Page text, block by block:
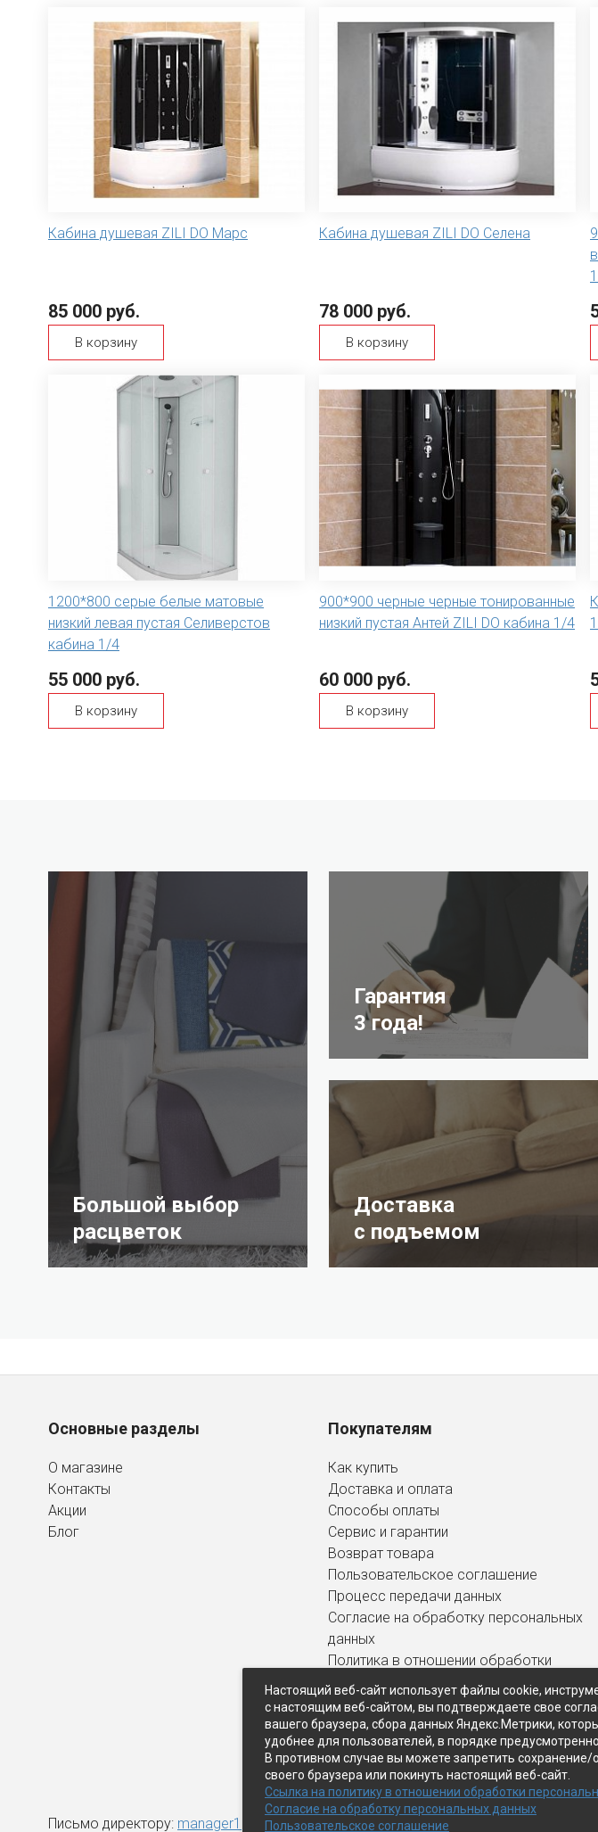
Кабина душевая ZILI DO Марс
85 000 руб.
В корзину
Кабина душевая ZILI DO Селена
78 000 руб.
В корзину
1200*800 серые белые матовые
низкий левая пустая Селиверстов
кабина 1/4
55 000 руб.
В корзину
900*900 черные черные тонированные
низкий пустая Антей ZILI DO кабина 1/4
60 000 руб.
В корзину
Большой выбор
расцветок
Гарантия
3 года!
Доставка
с подъемом
Основные разделы
О магазине
Контакты
Акции
Блог
Покупателям
Как купить
Доставка и оплата
Способы оплаты
Сервис и гарантии
Возврат товара
Пользовательское соглашение
Процесс передачи данных
Согласие на обработку персональных
данных
Политика в отношении обработки
персональных данных
Письмо директору: manager1@expopk.ru
Настоящий веб-сайт использует файлы cookie,
с настоящим веб-сайтом, вы подтверждаете свое
вашего браузера, сбора данных Яндекс.Метрики,
удобнее для пользователей, в порядке
В противном случае вы можете запретить
своего браузера или покинуть настоящий веб-сайт.
Ссылка на политику в отношении обработки
Согласие на обработку персональных данных
Пользовательское соглашение